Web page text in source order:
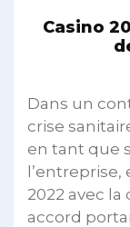
Casino
Dans un
crise
en tant que
l’entreprise,
2022 avec
accord